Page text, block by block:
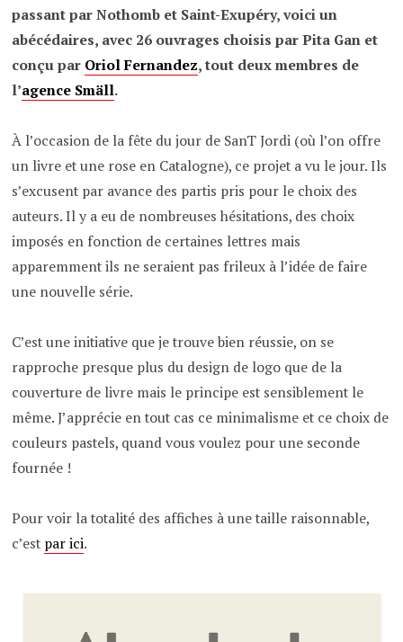
passant par Nothomb et Saint-Exupéry, voici un
abécédaires, avec 26 ouvrages choisis par Pita Gan et
conçu par Oriol Fernandez, tout deux membres de
l’agence Smäll.
À l’occasion de la fête du jour de SanT Jordi (où l’on offre
un livre et une rose en Catalogne), ce projet a vu le jour. Ils
s’excusent par avance des partis pris pour le choix des
auteurs. Il y a eu de nombreuses hésitations, des choix
imposés en fonction de certaines lettres mais
apparemment ils ne seraient pas frileux à l’idée de faire
une nouvelle série.
C’est une initiative que je trouve bien réussie, on se
rapproche presque plus du design de logo que de la
couverture de livre mais le principe est sensiblement le
même. J’apprécie en tout cas ce minimalisme et ce choix de
couleurs pastels, quand vous voulez pour une seconde
fournée !
Pour voir la totalité des affiches à une taille raisonnable,
c’est par ici.